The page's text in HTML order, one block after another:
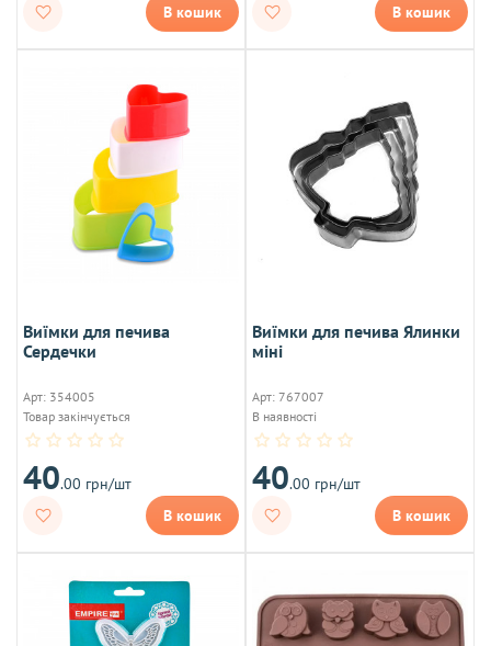
В кошик
В кошик
Виїмки для печива
Сердечки
Арт: 354005
Товар закінчується
40.00 грн/шт
В кошик
Виїмки для печива Ялинки
міні
Арт: 767007
В наявності
40.00 грн/шт
В кошик